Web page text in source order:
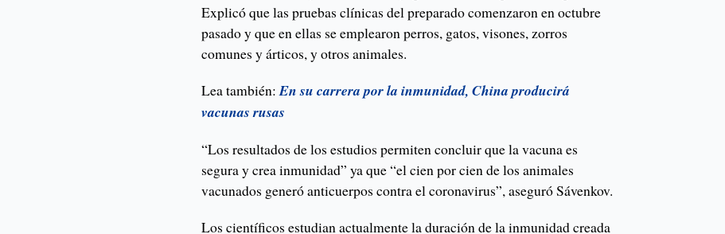
Explicó que las pruebas clínicas del preparado comenzaron en octubre
pasado y que en ellas se emplearon perros, gatos, visones, zorros
comunes y árticos, y otros animales.
Lea también:En su carrera por la inmunidad, China producirá
vacunas rusas
“Los resultados de los estudios permiten concluir que la vacuna es
segura y crea inmunidad” ya que “el cien por cien de los animales
vacunados generó anticuerpos contra el coronavirus”, aseguró Sávenkov.
Los científicos estudian actualmente la duración de la inmunidad creada